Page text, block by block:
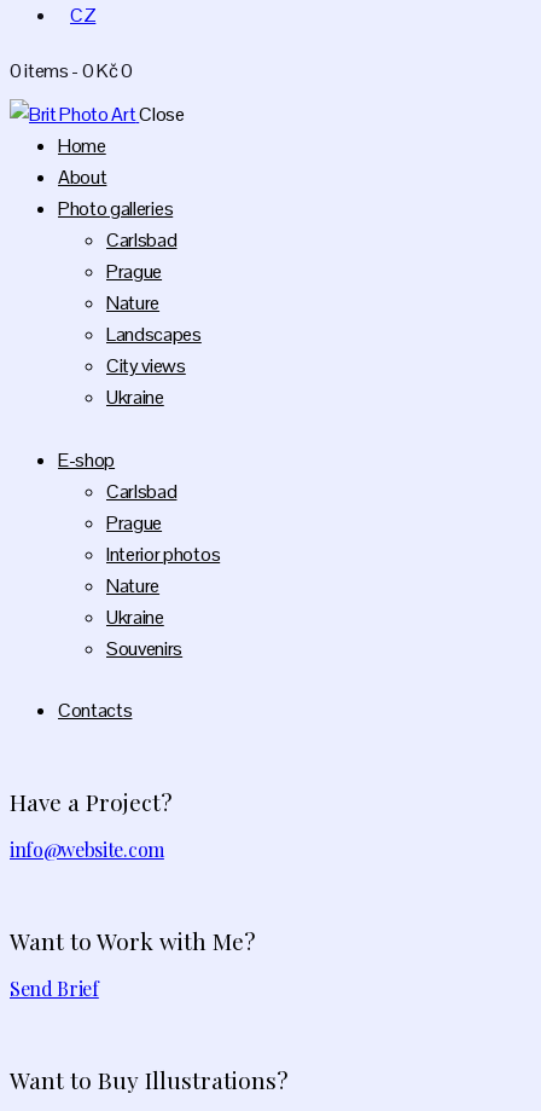
CZ
0 items-0 Kč0
Close
Home
About
Photo galleries
Carlsbad
Prague
Nature
Landscapes
City views
Ukraine
E-shop
Carlsbad
Prague
Interior photos
Nature
Ukraine
Souvenirs
Contacts
Have a Project?
info@website.com
Want to Work with Me?
Send Brief
Want to Buy Illustrations?